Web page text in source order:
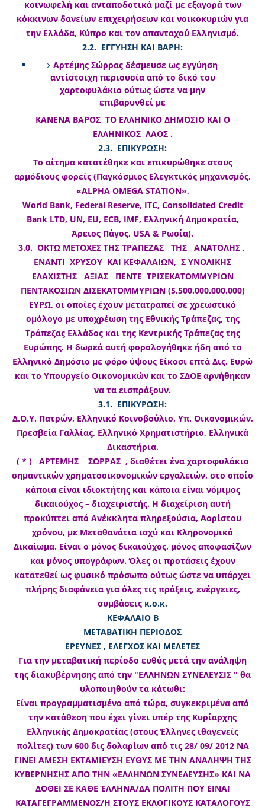
κοινωφελή και ανταποδοτικά μαζί με εξαγορά των
κόκκινων δανείων επιχειρήσεων και νοικοκυριών για
την Ελλάδα, Κύπρο και τον απανταχού Ελληνισμό.
2.2. ΕΓΓΥΗΣΗ ΚΑΙ ΒΑΡΗ:
Αρτέμης Σώρρας δέσμευσε ως εγγύηση
αντίστοιχη περιουσία από το δικό του
χαρτοφυλάκιο ούτως ώστε να μην
επιβαρυνθεί με
ΚΑΝΕΝΑ ΒΑΡΟΣ ΤΟ ΕΛΛΗΝΙΚΟ ΔΗΜΟΣΙΟ ΚΑΙ Ο
ΕΛΛΗΝΙΚΟΣ ΛΑΟΣ .
2.3. ΕΠΙΚΥΡΩΣΗ:
Το αίτημα κατατέθηκε και επικυρώθηκε στους
αρμόδιους φορείς (Παγκόσμιος Ελεγκτικός μηχανισμός,
«ALPHA OMEGA STATION»,
World Bank, Federal Reserve, ITC, Consolidated Credit
Bank LTD, UN, EU, ECB, IMF, Ελληνική Δημοκρατία,
Άρειος Πάγος, USA & Ρωσία).
3.0. ΟΚΤΩ ΜΕΤΟΧΕΣ ΤΗΣ ΤΡΑΠΕΖΑΣ ΤΗΣ ΑΝΑΤΟΛΗΣ ,
ΕΝΑΝΤΙ ΧΡΥΣΟΥ ΚΑΙ ΚΕΦΑΛΑΙΩΝ, Σ ΥΝΟΛΙΚΗΣ
ΕΛΑΧΙΣΤΗΣ ΑΞΙΑΣ ΠΕΝΤΕ ΤΡΙΣΕΚΑΤΟΜΜΥΡΙΩΝ
ΠΕΝΤΑΚΟΣΙΩΝ ΔΙΣΕΚΑΤΟΜΜΥΡΙΩΝ (5.500.000.000.000)
ΕΥΡΩ, οι οποίες έχουν μετατραπεί σε χρεωστικό
ομόλογο με υποχρέωση της Εθνικής Τράπεζας, της
Τράπεζας Ελλάδος και της Κεντρικής Τράπεζας της
Ευρώπης. Η δωρεά αυτή φορολογήθηκε ήδη από το
Ελληνικό Δημόσιο με φόρο ύψους Είκοσι επτά Δις. Ευρώ
και το Υπουργείο Οικονομικών και το ΣΔΟΕ αρνήθηκαν
να τα εισπράξουν.
3.1. ΕΠΙΚΥΡΩΣΗ:
Δ.Ο.Υ. Πατρών, Ελληνικό Κοινοβούλιο, Υπ. Οικονομικών,
Πρεσβεία Γαλλίας, Ελληνικό Χρηματιστήριο, Ελληνικά
Δικαστήρια.
( * ) ΑΡΤΕΜΗΣ ΣΩΡΡΑΣ , διαθέτει ένα χαρτοφυλάκιο
σημαντικών χρηματοοικονομικών εργαλειών, στο οποίο
κάποια είναι ιδιοκτήτης και κάποια είναι νόμιμος
δικαιούχος – διαχειριστής. Η διαχείριση αυτή
προκύπτει από Ανέκκλητα πληρεξούσια, Αορίστου
χρόνου, με Μεταθανάτια ισχύ και Κληρονομικό
Δικαίωμα. Είναι ο μόνος δικαιούχος, μόνος αποφασίζων
και μόνος υπογράφων. Όλες οι προτάσεις έχουν
κατατεθεί ως φυσικό πρόσωπο ούτως ώστε να υπάρχει
πλήρης διαφάνεια για όλες τις πράξεις, ενέργειες,
συμβάσεις κ.ο.κ.
ΚΕΦΑΛΑΙΟ Β
ΜΕΤΑΒΑΤΙΚΗ ΠΕΡΙΟΔΟΣ
ΕΡΕΥΝΕΣ , ΕΛΕΓΧΟΣ ΚΑΙ ΜΕΛΕΤΕΣ
Για την μεταβατική περίοδο ευθύς μετά την ανάληψη
της διακυβέρνησης από την "ΕΛΛΗΝΩΝ ΣΥΝΕΛΕΥΣΙΣ " θα
υλοποιηθούν τα κάτωθι:
Είναι προγραμματισμένο από τώρα, συγκεκριμένα από
την κατάθεση που έχει γίνει υπέρ της Κυρίαρχης
Ελληνικής Δημοκρατίας (στους Έλληνες ιθαγενείς
πολίτες) των 600 δις δολαρίων από τις 28/ 09/ 2012 ΝΑ
ΓΙΝΕΙ ΑΜΕΣΗ ΕΚΤΑΜΙΕΥΣΗ ΕΥΘΥΣ ΜΕ ΤΗΝ ΑΝΑΛΗΨΗ ΤΗΣ
ΚΥΒΕΡΝΗΣΗΣ ΑΠΟ ΤΗΝ «ΕΛΛΗΝΩΝ ΣΥΝΕΛΕΥΣΗΣ» ΚΑΙ ΝΑ
ΔΟΘΕΙ ΣΕ ΚΑΘΕ ΈΛΛΗΝΑ/ΔΑ ΠΟΛΙΤΗ ΠΟΥ ΕΙΝΑΙ
ΚΑΤΑΓΕΓΡΑΜΜΕΝΟΣ/Η ΣΤΟΥΣ ΕΚΛΟΓΙΚΟΥΣ ΚΑΤΑΛΟΓΟΥΣ